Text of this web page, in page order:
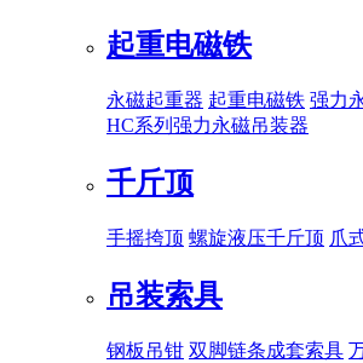
起重电磁铁
永磁起重器 起重电磁铁 强力
HC系列强力永磁吊装器
千斤顶
手摇挎顶 螺旋液压千斤顶 爪
吊装索具
钢板吊钳 双脚链条成套索具